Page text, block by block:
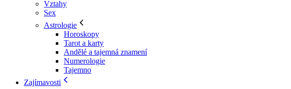
Vztahy
Sex
Astrologie
Horoskopy
Tarot a karty
Andělé a tajemná znamení
Numerologie
Tajemno
Zajímavosti